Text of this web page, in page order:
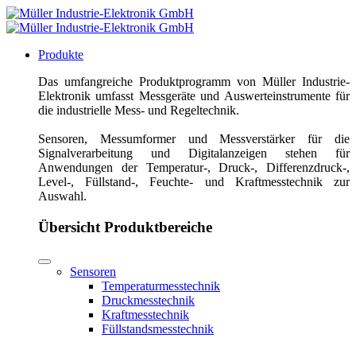
Produkte
Das umfangreiche Produktprogramm von Müller Industrie-
Elektronik umfasst Messgeräte und Auswerteinstrumente für
die industrielle Mess- und Regeltechnik.
Sensoren, Messumformer und Messverstärker für die
Signalverarbeitung und Digitalanzeigen stehen für
Anwendungen der Temperatur-, Druck-, Differenzdruck-,
Level-, Füllstand-, Feuchte- und Kraftmesstechnik zur
Auswahl.
Übersicht Produktbereiche
Sensoren
Temperaturmesstechnik
Druckmesstechnik
Kraftmesstechnik
Füllstandsmesstechnik